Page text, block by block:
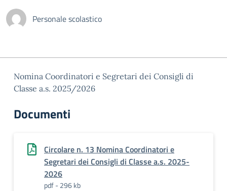
Personale scolastico
Nomina Coordinatori e Segretari dei Consigli di
Classe a.s. 2025/2026
Documenti
Circolare n. 13 Nomina Coordinatori e
Segretari dei Consigli di Classe a.s. 2025-
2026
pdf - 296 kb